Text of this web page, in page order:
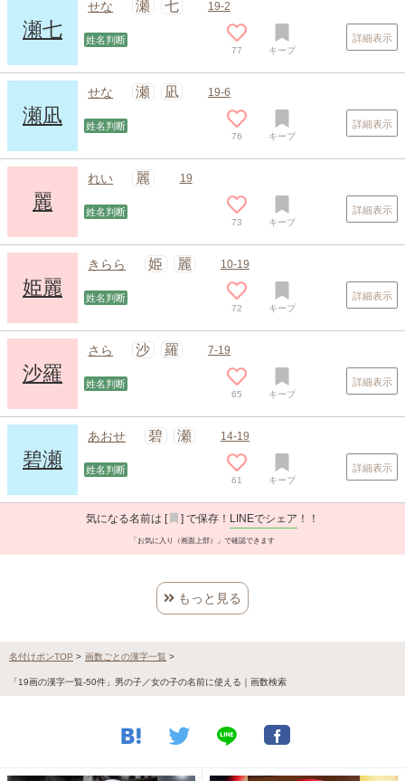
瀬七
せな 瀬 七 19-2
姓名判断
77 キープ
詳細表示
瀬凪
せな 瀬 凪 19-6
姓名判断
76 キープ
詳細表示
麗
れい 麗 19
姓名判断
73 キープ
詳細表示
姫麗
きらら 姫 麗 10-19
姓名判断
72 キープ
詳細表示
沙羅
さら 沙 羅 7-19
姓名判断
65 キープ
詳細表示
碧瀬
あおせ 碧 瀬 14-19
姓名判断
61 キープ
詳細表示
気になる名前は [ ] で保存！ LINEでシェア ！！
「お気に入り（画面上部）」で確認できます
もっと見る
名付けポンTOP > 画数ごとの漢字一覧 >
「19画の漢字一覧-50件」男の子／女の子の名前に使える｜画数検索